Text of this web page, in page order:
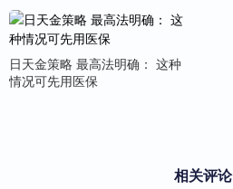
日天金策略 最高法明确： 这种
情况可先用医保
相关评论